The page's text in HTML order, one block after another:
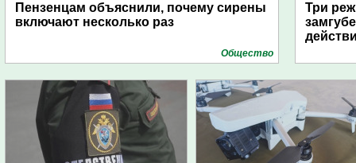
Пензенцам объяснили, почему сирены
включают несколько раз
Общество
Три